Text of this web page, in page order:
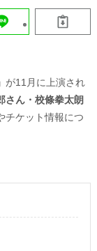
が11月に上演され
さん・校條拳太朗
チケット情報につ